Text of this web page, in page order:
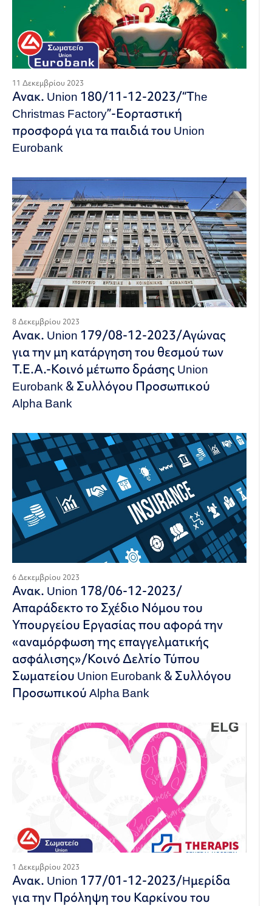
11 Δεκεμβρίου 2023
Ανακ. Union 180/11-12-2023/“Τhe
Christmas Factory”-Εορταστική
προσφορά για τα παιδιά του Union
Eurobank
8 Δεκεμβρίου 2023
Ανακ. Union 179/08-12-2023/Αγώνας
για την μη κατάργηση του θεσμού των
Τ.Ε.Α.-Κοινό μέτωπο δράσης Union
Eurobank & Συλλόγου Προσωπικού
Alpha Bank
6 Δεκεμβρίου 2023
Ανακ. Union 178/06-12-2023/
Απαράδεκτο το Σχέδιο Νόμου του
Υπουργείου Εργασίας που αφορά την
«αναμόρφωση της επαγγελματικής
ασφάλισης»/Κοινό Δελτίο Τύπου
Σωματείου Union Eurobank & Συλλόγου
Προσωπικού Alpha Bank
1 Δεκεμβρίου 2023
Ανακ. Union 177/01-12-2023/Hμερίδα
για την Πρόληψη του Καρκίνου του